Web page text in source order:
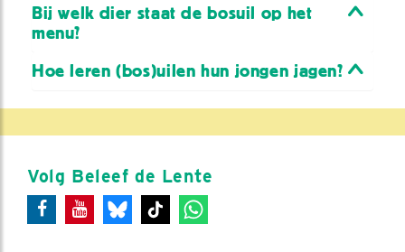
Bij welk dier staat de bosuil op het
menu?
Hoe leren (bos)uilen hun jongen jagen?
Volg Beleef de Lente